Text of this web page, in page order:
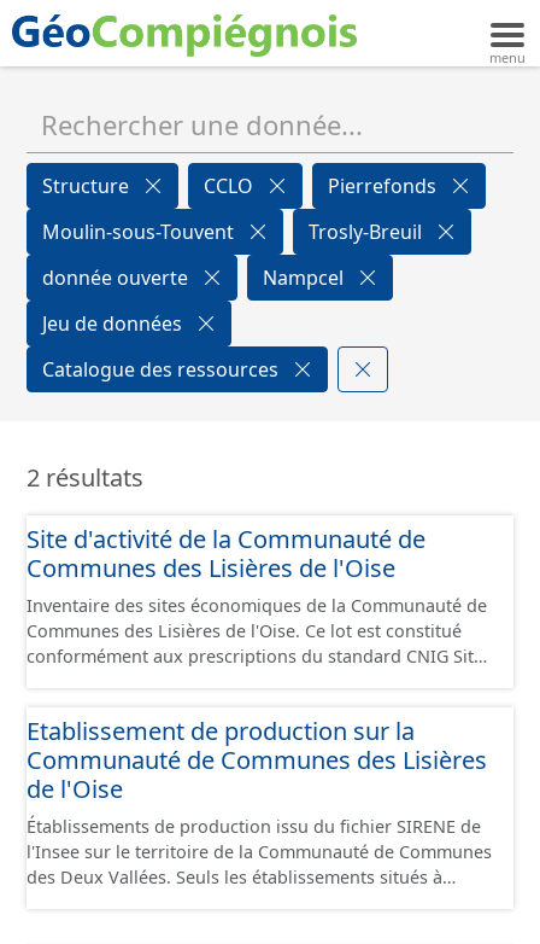
Structure CCLO
Pierrefonds
Moulin-sous-Touvent
Trosly-Breuil
donnée ouverte
Nampcel
Jeu de données
Catalogue des ressources
2 résultats
Site d'activité de la Communauté de
Communes des Lisières de l'Oise
Inventaire des sites économiques de la Communauté de
Communes des Lisières de l'Oise. Ce lot est constitué
conformément aux prescriptions du standard CNIG Sites
Etablissement de production sur la
Communauté de Communes des Lisières
de l'Oise
Établissements de production issu du fichier SIRENE de
l'Insee sur le territoire de la Communauté de Communes
des Deux Vallées. Seuls les établissements situés à